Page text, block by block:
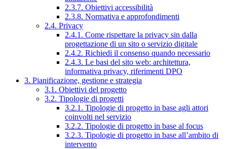
2.3.7. Obiettivi accessibilità
2.3.8. Normativa e approfondimenti
2.4. Privacy
2.4.1. Come rispettare la privacy sin dalla
progettazione di un sito o servizio digitale
2.4.2. Richiedi il consenso quando necessario
2.4.3. Le basi del sito web: architettura,
informativa privacy, riferimenti DPO
3. Pianificazione, gestione e strategia
3.1. Obiettivi del progetto
3.2. Tipologie di progetti
3.2.1. Tipologie di progetto in base agli attori
coinvolti nel servizio
3.2.2. Tipologie di progetto in base al focus
3.2.3. Tipologie di progetto in base all’ambito di
intervento